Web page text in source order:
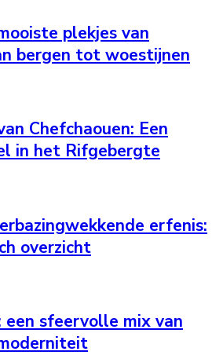
plekjes van
bergen tot woestijnen
Chefchaouen: Een
in het Rifgebergte
erfenis:
overzicht
een sfeervolle mix van